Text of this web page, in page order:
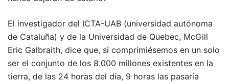
El investigador del ICTA-UAB (universidad autónoma
de Cataluña) y de la Universidad de Quebec, McGill
Eric Galbraith, dice que, si comprimiésemos en un solo
ser el conjunto de los 8.000 millones existentes en la
tierra, de las 24 horas del día, 9 horas las pasaría